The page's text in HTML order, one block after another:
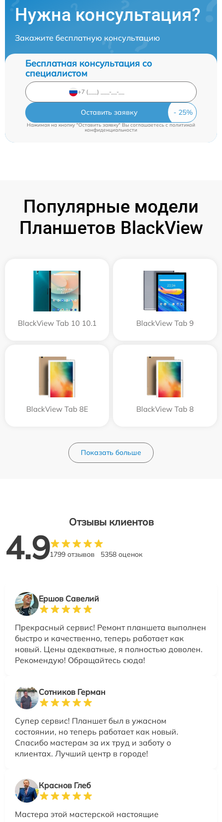
Нужна консультация?
Закажите бесплатную консультацию
Бесплатная консультация со
специалистом
Оставить заявку
Нажимая на кнопку "Оставить заявку" Вы соглашаетесь cполитикой
конфиденциальности
Популярные модели
Планшетов BlackView
BlackView Tab 10 10.1 BlackView Tab 9
BlackView Tab 8E BlackView Tab 8
Показать больше
Отзывы клиентов
4.91799 отзывов 5358 оценок
Ершов Савелий
Прекрасный сервис! Ремонт планшета выполнен
быстро и качественно, теперь работает как
новый. Цены адекватные, я полностью доволен.
Рекомендую! Обращайтесь сюда!
Сотников Герман
Супер сервис! Планшет был в ужасном
состоянии, но теперь работает как новый.
Спасибо мастерам за их труд и заботу о
клиентах. Лучший центр в городе!
Краснов Глеб
Мастера этой мастерской настоящие